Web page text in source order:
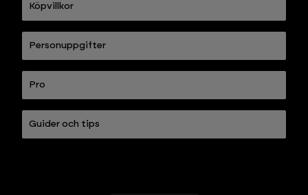
Köpvillkor
Personuppgifter
Pro
Guider och tips